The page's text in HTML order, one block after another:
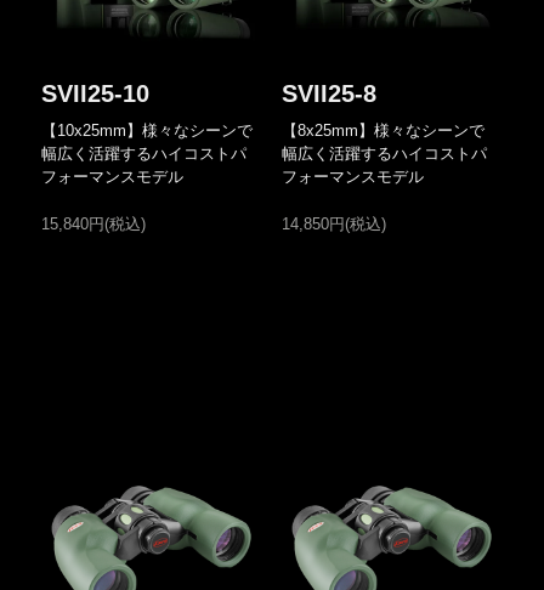
SVII25-10
【10x25mm】様々なシーンで
幅広く活躍するハイコストパ
フォーマンスモデル
15,840円(税込)
SVII25-8
【8x25mm】様々なシーンで
幅広く活躍するハイコストパ
フォーマンスモデル
14,850円(税込)